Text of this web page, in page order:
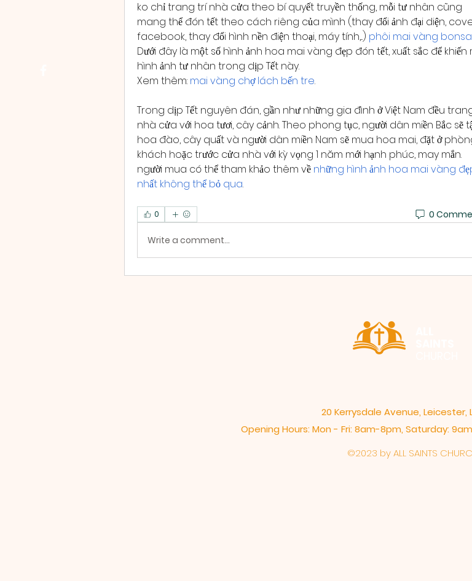
ko chỉ trang trí nhà cửa theo bí quyết truyền thống, mỗi tư nhân cũng
mang thể đón tết theo cách riêng của mình (thay đổi ảnh đại diện,
facebook, thay đổi hình nền điện thoại, máy tính,...) phôi mai vàng
Dưới đây là một số hình ảnh hoa mai vàng đẹp đón tết, xuất sắc để khiến
hình ảnh tư nhân trong dịp Tết này.
Xem thêm: mai vàng chợ lách bến tre.
Trong dịp Tết nguyên đán, gần như những gia đình ở Việt Nam đều
nhà cửa với hoa tươi, cây cảnh. Theo phong tục, người dân miền Bắc sẽ
hoa đào, cây quất và người dân miền Nam sẽ mua hoa mai, đặt ở
khách hoặc trước cửa nhà với kỳ vọng 1 năm mới hạnh phúc, may mắn.
người mua có thể tham khảo thêm về những hình ảnh hoa mai vàng
nhất không thể bỏ qua.
0 0
Write a comment...
20 Kerrysdale Avenue, Leicester,
Opening Hours: Mon - Fri: 8am-8pm,​​ Saturday:
©2023 by ALL SAINTS